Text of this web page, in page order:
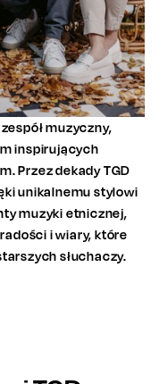
muzyczny,
inspirujących
Przez dekady TGD
unikalnemu stylowi
muzyki etnicznej,
i wiary, które
słuchaczy.